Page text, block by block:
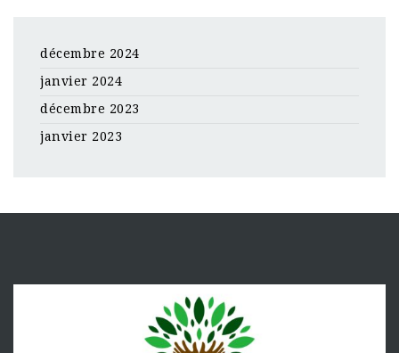
décembre 2024
janvier 2024
décembre 2023
janvier 2023